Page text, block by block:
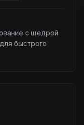
с щедрой
быстрого